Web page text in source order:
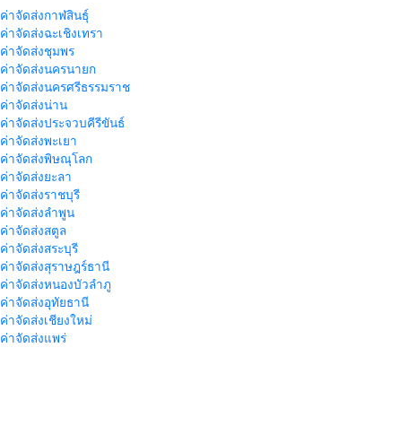
ค่าจัดส่งกาฬสินธุ์
ค่าจัดส่งฉะเชิงเทรา
ค่าจัดส่งชุมพร
ค่าจัดส่งนครนายก
ค่าจัดส่งนครศรีธรรมราช
ค่าจัดส่งน่าน
ค่าจัดส่งประจวบคีรีขันธ์
ค่าจัดส่งพะเยา
ค่าจัดส่งพิษณุโลก
ค่าจัดส่งยะลา
ค่าจัดส่งราชบุรี
ค่าจัดส่งลำพูน
ค่าจัดส่งสตูล
ค่าจัดส่งสระบุรี
ค่าจัดส่งสุราษฎร์ธานี
ค่าจัดส่งหนองบัวลำภู
ค่าจัดส่งอุทัยธานี
ค่าจัดส่งเชียงใหม่
ค่าจัดส่งแพร่